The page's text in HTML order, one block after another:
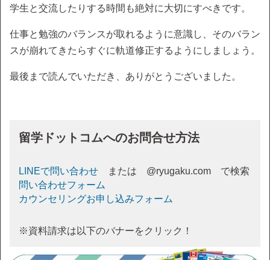
学生と交流したりする時間も絶対に大切にすべきです。
仕事と勉強のバランスが取れるように意識し、そのバラン
スが崩れてきたらすぐに軌道修正するようにしましょう。
最後まで読んでいただき、ありがとうございました。
留学ドットコムへのお問合せ方法
LINEで問い合わせ または @ryugaku.com で検索
問い合わせフォーム
カウンセリングお申し込みフォーム
※資料請求は以下のバナーをクリック！